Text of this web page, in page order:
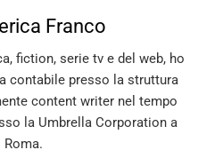
Franco
fiction, serie tv e del web, ho
contabile presso la struttura
content writer nel tempo
la Umbrella Corporation a
Roma.